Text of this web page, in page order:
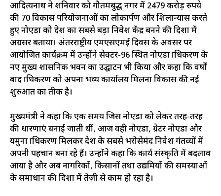
आदित्यनाथ ने शनिवार को गौतमबुद्ध नगर में 2479 करोड़ रुपये
की 70 विकास परियोजनाओं का लोकार्पण और शिलान्यास करते
हुए नोएडा को देश का सबसे बड़ा निवेश केंद्र बनने की दिशा में
अग्रसर बताया। अंतरराष्ट्रीय एमएसएमई दिवस के अवसर पर
आयोजित कार्यक्रम में उन्होंने सेक्टर-96 स्थित नोएडा प्राधिकरण के
नए मुख्य प्रशासनिक भवन का उद्घाटन भी किया और कहा कि वर्षों
बाद प्राधिकरण को अपना भव्य कार्यालय मिलना विकास की नई
शुरुआत का प्रतीक है।
मुख्यमंत्री ने कहा कि एक समय जिस नोएडा को लेकर तरह-तरह
की धारणाएं बनाई जाती थीं, आज वही नोएडा, ग्रेटर नोएडा और
यमुना प्राधिकरण मिलकर देश के सबसे भरोसेमंद निवेश गंतव्यों में
अपनी पहचान बना रहे हैं। उन्होंने कहा कि कार्य संस्कृति में बदलाव
आया है और अब नागरिकों, किसानों तथा उद्यमियों की समस्याओं
के समाधान की दिशा में तेज़ी से काम हो रहा है।